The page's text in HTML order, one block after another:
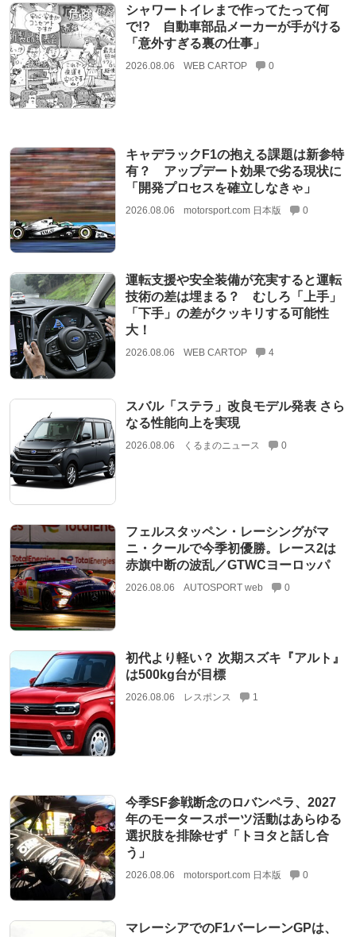
シャワートイレまで作ってたって何
で!? 自動車部品メーカーが手がける
「意外すぎる裏の仕事」
2026.08.06 WEB CARTOP 0
キャデラックF1の抱える課題は新参特
有？ アップデート効果で劣る現状に
「開発プロセスを確立しなきゃ」
2026.08.06 motorsport.com 日本版 0
運転支援や安全装備が充実すると運転
技術の差は埋まる？ むしろ「上手」
「下手」の差がクッキリする可能性
大！
2026.08.06 WEB CARTOP 4
スバル「ステラ」改良モデル発表 さら
なる性能向上を実現
2026.08.06 くるまのニュース 0
フェルスタッペン・レーシングがマ
ニ・クールで今季初優勝。レース2は
赤旗中断の波乱／GTWCヨーロッパ
2026.08.06 AUTOSPORT web 0
初代より軽い？ 次期スズキ『アルト』
は500kg台が目標
2026.08.06 レスポンス 1
今季SF参戦断念のロバンペラ、2027
年のモータースポーツ活動はあらゆる
選択肢を排除せず「トヨタと話し合
う」
2026.08.06 motorsport.com 日本版 0
マレーシアでのF1バーレーンGPは、